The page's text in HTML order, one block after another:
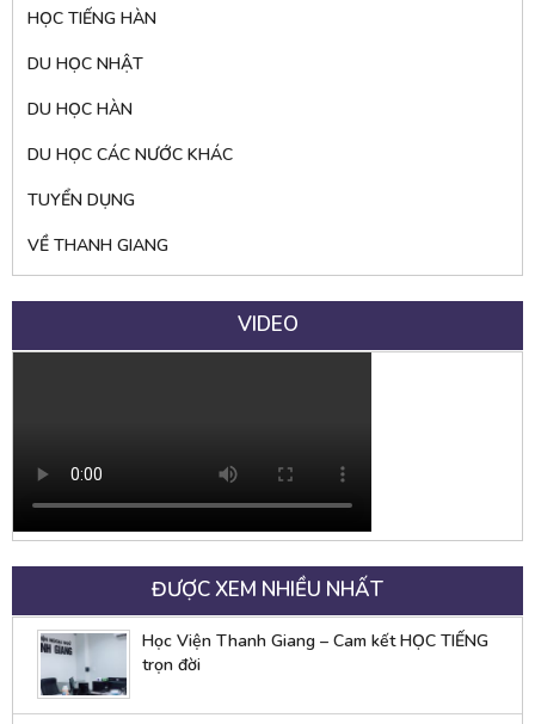
HỌC TIẾNG HÀN
DU HỌC NHẬT
DU HỌC HÀN
DU HỌC CÁC NƯỚC KHÁC
TUYỂN DỤNG
VỀ THANH GIANG
VIDEO
ĐƯỢC XEM NHIỀU NHẤT
Học Viện Thanh Giang – Cam kết HỌC TIẾNG
trọn đời